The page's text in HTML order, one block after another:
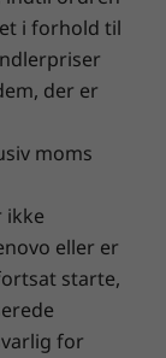
sRGB,
ratio, TÜV
sRGB,
screen-to-body
løs på en
i forhold til
der er
moms
ikke
eller er
starte,
for